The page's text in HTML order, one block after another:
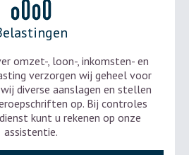
omzet-, loon-, inkomsten- en
verzorgen wij geheel voor
diverse aanslagen en stellen
op. Bij controles
kunt u rekenen op onze
assistentie.